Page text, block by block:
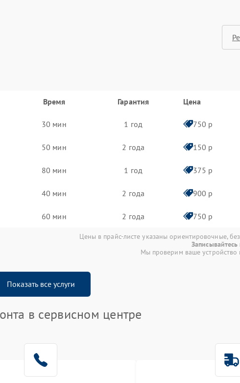
Время Гарантия Цена
30 мин 1 год 750 р
50 мин 2 года 150 р
80 мин 1 год 375 р
40 мин 2 года 900 р
60 мин 2 года 750 р
Цены в прайс-листе указаны ориентировочные,
Мы проверим ваше устройство
Показать все услуги
в сервисном центре